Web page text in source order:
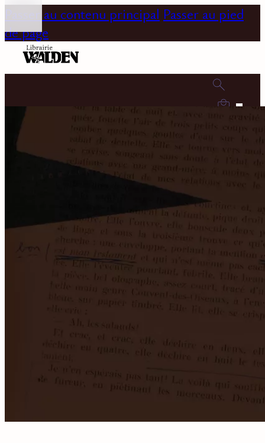
Passer au contenu principal Passer au pied
de page
0